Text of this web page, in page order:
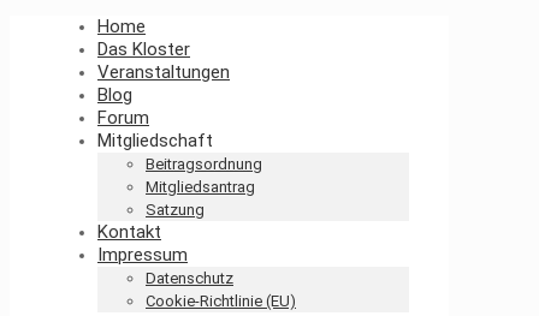
Home
Das Kloster
Veranstaltungen
Blog
Forum
Mitgliedschaft
Beitragsordnung
Mitgliedsantrag
Satzung
Kontakt
Impressum
Datenschutz
Cookie-Richtlinie (EU)